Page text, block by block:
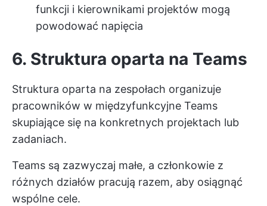
funkcji i kierownikami projektów mogą
powodować napięcia
6. Struktura oparta na Teams
Struktura oparta na zespołach organizuje
pracowników w międzyfunkcyjne Teams
skupiające się na konkretnych projektach lub
zadaniach.
Teams są zazwyczaj małe, a członkowie z
różnych działów pracują razem, aby osiągnąć
wspólne cele.